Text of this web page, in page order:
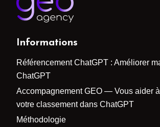
Informations
Référencement ChatGPT : Améliorer
ChatGPT
Accompagnement GEO — Vous aider
votre classement dans ChatGPT
Méthodologie